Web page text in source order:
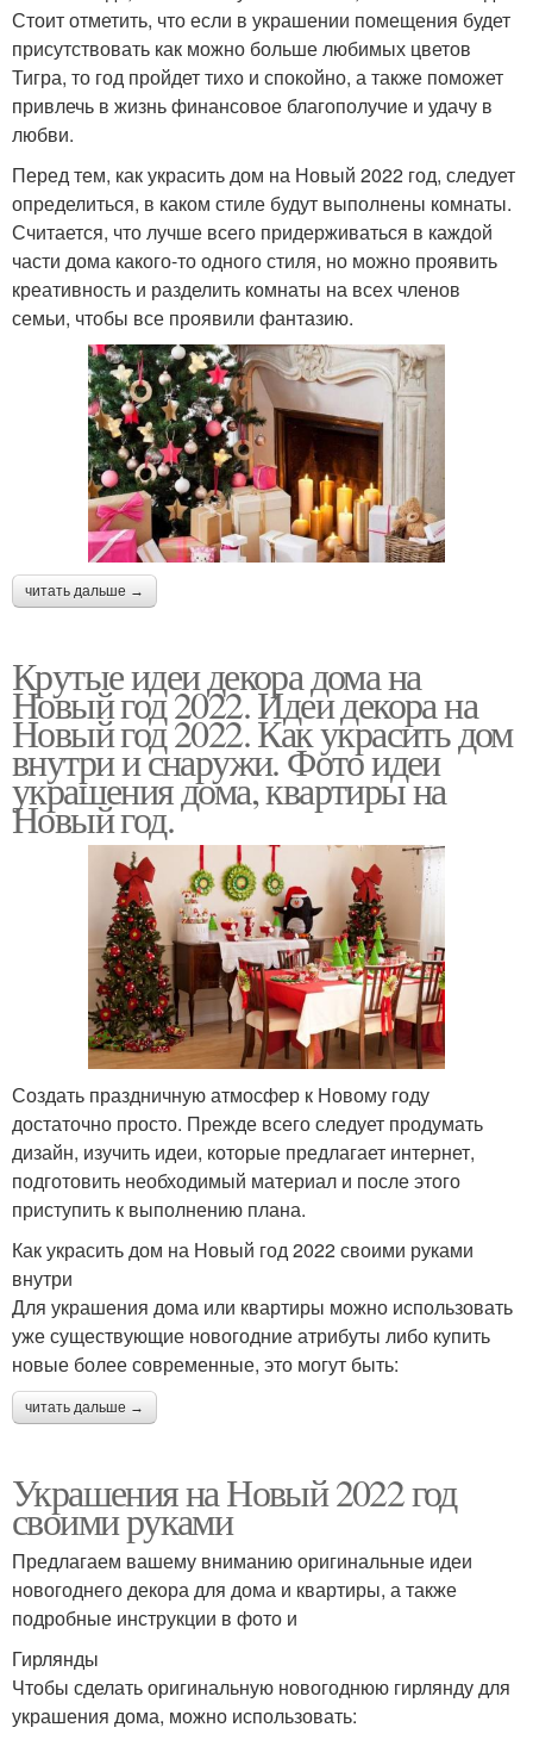
Стоит отметить, что если в украшении помещения будет
присутствовать как можно больше любимых цветов
Тигра, то год пройдет тихо и спокойно, а также поможет
привлечь в жизнь финансовое благополучие и удачу в
любви.
Перед тем, как украсить дом на Новый 2022 год, следует
определиться, в каком стиле будут выполнены комнаты.
Считается, что лучше всего придерживаться в каждой
части дома какого-то одного стиля, но можно проявить
креативность и разделить комнаты на всех членов
семьи, чтобы все проявили фантазию.
читать дальше →
Крутые идеи декора дома на
Новый год 2022. Идеи декора на
Новый год 2022. Как украсить дом
внутри и снаружи. Фото идеи
украшения дома, квартиры на
Новый год.
Создать праздничную атмосфер к Новому году
достаточно просто. Прежде всего следует продумать
дизайн, изучить идеи, которые предлагает интернет,
подготовить необходимый материал и после этого
приступить к выполнению плана.
Как украсить дом на Новый год 2022 своими руками
внутри
Для украшения дома или квартиры можно использовать
уже существующие новогодние атрибуты либо купить
новые более современные, это могут быть:
читать дальше →
Украшения на Новый 2022 год
своими руками
Предлагаем вашему вниманию оригинальные идеи
новогоднего декора для дома и квартиры, а также
подробные инструкции в фото и
Гирлянды
Чтобы сделать оригинальную новогоднюю гирлянду для
украшения дома, можно использовать: